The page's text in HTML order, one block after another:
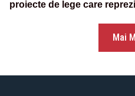
proiecte de lege care
Mai